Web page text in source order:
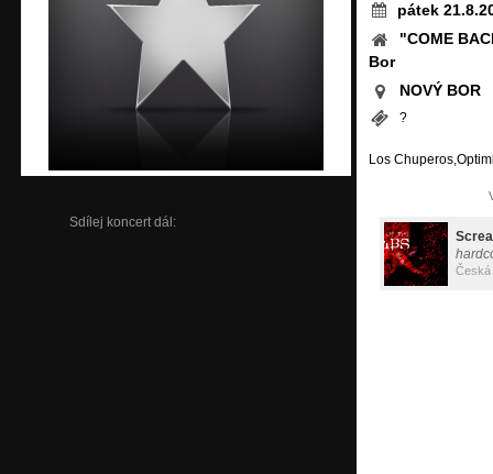
Sdílej koncert dál:
pátek
"COME
Bor
NOVÝ BOR
?
Los
Česká